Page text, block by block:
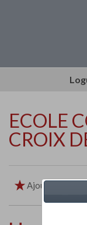
ECOLE
CROIX
Ajouter aux